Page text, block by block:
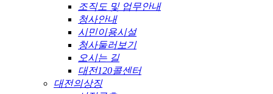
조직도 및 업무안내
청사안내
시민이용시설
청사둘러보기
오시는 길
대전120콜센터
대전의상징